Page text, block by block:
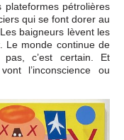
plateformes pétrolières
qui se font dorer au
baigneurs lèvent les
Le monde continue de
c’est certain. Et
l’inconscience ou